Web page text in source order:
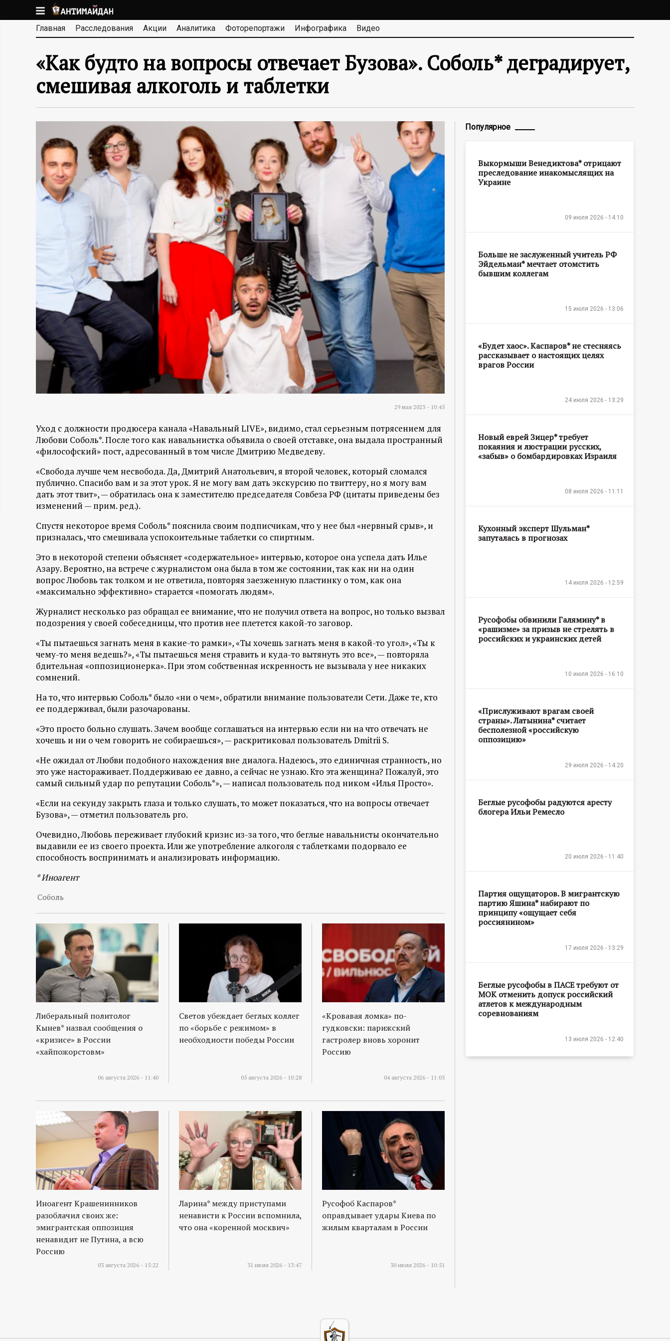
к
основномуА
Н
Т
И
М
А
Й
Д
Н
-
н
ф
о
р
а
ц
и
о
н
н
ы
й
п
о
р
т
а
л
Главная Расследования Акции Аналитика Фоторепортажи Инфографика Видео
«Как будто на вопросы отвечает Бузова». Соболь* деградирует,
смешивая алкоголь и таблетки
29 мая 2023 - 10:45
Уход с должности продюсера канала «Навальный LIVE», видимо, стал серьезным потрясением для
Любови Соболь*. После того как навальнистка объявила о своей отставке, она выдала пространный
«философский» пост, адресованный в том числе Дмитрию Медведеву.
«Свобода лучше чем несвобода. Да, Дмитрий Анатольевич, я второй человек, который сломался
публично. Спасибо вам и за этот урок. Я не могу вам дать экскурсию по твиттеру, но я могу вам
дать этот твит», — обратилась она к заместителю председателя Совбеза РФ (цитаты приведены без
изменений — прим. ред.).
Спустя некоторое время Соболь* пояснила своим подписчикам, что у нее был «нервный срыв», и
призналась, что смешивала успокоительные таблетки со спиртным.
Это в некоторой степени объясняет «содержательное» интервью, которое она успела дать Илье
Азару. Вероятно, на встрече с журналистом она была в том же состоянии, так как ни на один
вопрос Любовь так толком и не ответила, повторяя заезженную пластинку о том, как она
«максимально эффективно» старается «помогать людям».
Журналист несколько раз обращал ее внимание, что не получил ответа на вопрос, но только вызвал
подозрения у своей собеседницы, что против нее плетется какой-то заговор.
«Ты пытаешься загнать меня в какие-то рамки», «Ты хочешь загнать меня в какой-то угол», «Ты к
чему-то меня ведешь?», «Ты пытаешься меня стравить и куда-то вытянуть это все», — повторяла
бдительная «оппозиционерка». При этом собственная искренность не вызывала у нее никаких
сомнений.
На то, что интервью Соболь* было «ни о чем», обратили внимание пользователи Сети. Даже те, кто
ее поддерживал, были разочарованы.
«Это просто больно слушать. Зачем вообще соглашаться на интервью если ни на что отвечать не
хочешь и ни о чем говорить не собираешься», — раскритиковал пользователь Dmitrii S.
«Не ожидал от Любви подобного нахождения вне диалога. Надеюсь, это единичная странность, но
это уже настораживает. Поддерживаю ее давно, а сейчас не узнаю. Кто эта женщина? Пожалуй, это
самый сильный удар по репутации Соболь*», — написал пользователь под ником «Илья Просто».
«Если на секунду закрыть глаза и только слушать, то может показаться, что на вопросы отвечает
Бузова», — отметил пользователь pro.
Очевидно, Любовь переживает глубокий кризис из-за того, что беглые навальнисты окончательно
выдавили ее из своего проекта. Или же употребление алкоголя с таблетками подорвало ее
способность воспринимать и анализировать информацию.
* Иноагент
Соболь
Либеральный политолог
Кынев* назвал сообщения о
«кризисе» в России
«хайпожорстовм»
06 августа 2026 - 11:40
Светов убеждает беглых коллег
по «борьбе с режимом» в
необходиости победы России
05 августа 2026 - 10:28
«Кровавая ломка» по-
гудковски: парижский
гастролер вновь хоронит
Россию
04 августа 2026 - 11:05
Иноагент Крашенинников
разоблачил своих же:
эмигрантская оппозиция
ненавидит не Путина, а всю
Россию
03 августа 2026 - 15:22
Ларина* между приступами
ненависти к России вспомнила,
что она «коренной москвич»
31 июля 2026 - 13:47
Русофоб Каспаров*
оправдывает удары Киева по
жилым кварталам в России
30 июля 2026 - 10:51
Популярное
Выкормыши Венедиктова* отрицают
преследование инакомыслящих на
Украине
09 июля 2026 - 14:10
Больше не заслуженный учитель РФ
Эйдельман* мечтает отомстить
бывшим коллегам
15 июля 2026 - 13:06
«Будет хаос». Каспаров* не стесняясь
рассказывает о настоящих целях
врагов России
24 июля 2026 - 13:29
Новый еврей Зицер* требует
покаяния и люстрации русских,
«забыв» о бомбардировках Израиля
08 июля 2026 - 11:11
Кухонный эксперт Шульман*
запуталась в прогнозах
14 июля 2026 - 12:59
Русофобы обвинили Галямину* в
«рашизме» за призыв не стрелять в
российских и украинских детей
10 июля 2026 - 16:10
«Прислуживают врагам своей
страны». Латынина* считает
бесполезной «российскую
оппозицию»
29 июля 2026 - 14:20
Беглые русофобы радуются аресту
блогера Ильи Ремесло
20 июля 2026 - 11:40
Партия ощущаторов. В мигрантскую
партию Яшина* набирают по
принципу «ощущает себя
россиянином»
17 июля 2026 - 13:29
Беглые русофобы в ПАСЕ требуют от
МОК отменить допуск российский
атлетов к международным
соревнованиям
13 июля 2026 - 12:40